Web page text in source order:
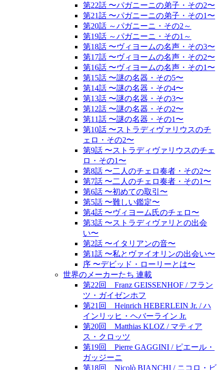
第22話 〜パガニーニの弟子・その2〜
第21話 〜パガニーニの弟子・その1〜
第20話 ～パガニーニ・その2～
第19話 ～パガニーニ・その1～
第18話 〜ヴィヨームの名声・その3〜
第17話 〜ヴィヨームの名声・その2〜
第16話 〜ヴィヨームの名声・その1〜
第15話 〜謎の名器・その5〜
第14話 〜謎の名器・その4〜
第13話 〜謎の名器・その3〜
第12話 〜謎の名器・その2〜
第11話 〜謎の名器・その1〜
第10話 〜ストラディヴァリウスのチ
ェロ・その2〜
第9話 〜ストラディヴァリウスのチェ
ロ・その1〜
第8話 〜二人のチェロ奏者・その2〜
第7話 〜二人のチェロ奏者・その1〜
第6話 〜初めての取引〜
第5話 〜難しい鑑定〜
第4話 〜ヴィヨーム氏のチェロ〜
第3話 〜ストラディヴァリとの出会
い〜
第2話 〜イタリアンの音〜
第1話 〜私とヴァイオリンの出会い〜
序 〜デビッド・ローリーとは〜
世界のメーカーたち 連載
第22回 Franz GEISSENHOF / フラン
ツ・ガイゼンホフ
第21回 Heinrich HEBERLEIN Jr. / ハ
インリッヒ・ヘバーライン Jr.
第20回 Matthias KLOZ / マティア
ス・クロッツ
第19回 Pierre GAGGINI / ピエール・
ガッジーニ
第18回 Nicolò BIANCHI / ニコロ・ビ